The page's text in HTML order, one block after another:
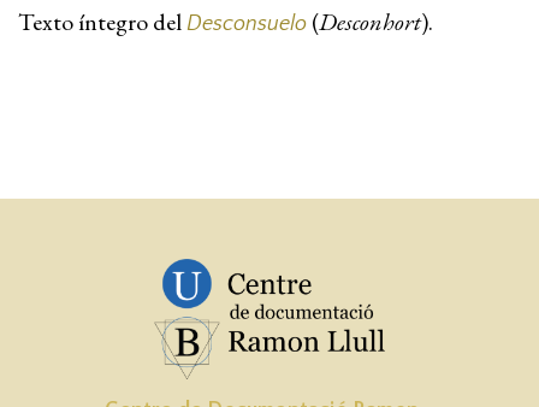
Texto íntegro del Desconsuelo (Desconhort).